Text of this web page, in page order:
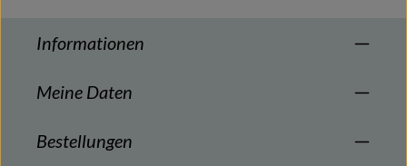
Informationen
Meine Daten
Bestellungen